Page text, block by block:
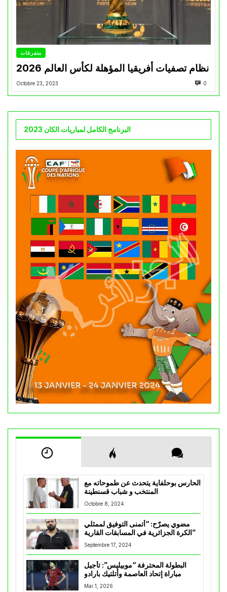
متفرقات
نظام تصفيات أفريقيا المؤهلة لكأس العالم 2026
Octobre 23, 2023 0
البرنامج الكامل لمباريات الكان 2023
الحارس بوحلفاية يتحدث عن طموحاته مع
المنتخب و شباب قسنطينة
Octobre 8, 2024
مضوي يصرّح: “أتمنى التوفيق لممثلي
الكرة الجزائرية في المسابقات القارية”
Septembre 17, 2024
البطولة المحترفة “موبيليس”: تأجيل
مباراة إتحاد العاصمة وأتلتيك بارادو
Mai 1, 2026